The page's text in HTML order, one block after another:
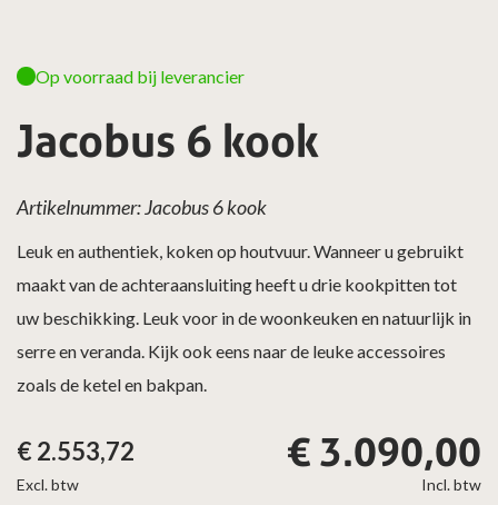
Jacobus 6 kook
Op voorraad bij leverancier
Incl. btw
€ 3.090,00
Excl. btw
€2.553,72
Artikelnummer: Jacobus 6 kook
Leuk en authentiek, koken op houtvuur. Wanneer u gebruikt
maakt van de achteraansluiting heeft u drie kookpitten tot
uw beschikking. Leuk voor in de woonkeuken en natuurlijk in
serre en veranda. Kijk ook eens naar de leuke accessoires
zoals de ketel en bakpan.